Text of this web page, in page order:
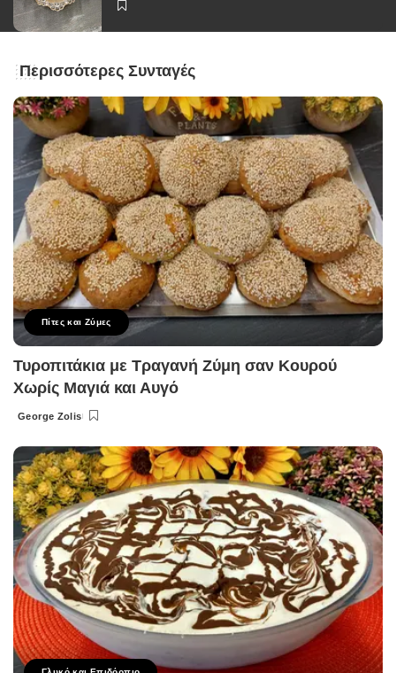
Περισσότερες Συνταγές
Πίτες και Ζύμες
Τυροπιτάκια με Τραγανή Ζύμη σαν Κουρού
Χωρίς Μαγιά και Αυγό
Posted
George Zolis